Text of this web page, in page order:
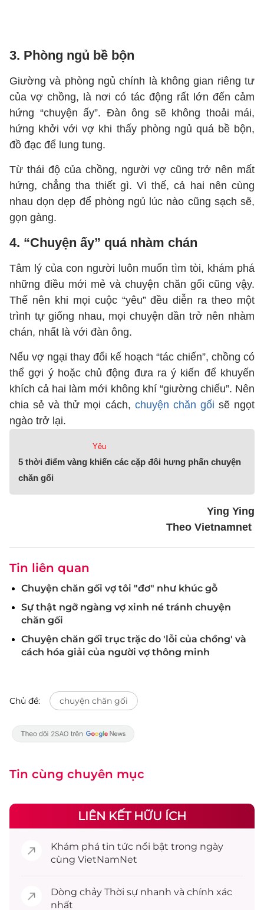
3. Phòng ngủ bề bộn
Giường và phòng ngủ chính là không gian riêng tư
của vợ chồng, là nơi có tác động rất lớn đến cảm
hứng “chuyện ấy”. Đàn ông sẽ không thoải mái,
hứng khởi với vợ khi thấy phòng ngủ quá bề bộn,
đồ đạc để lung tung.
Từ thái độ của chồng, người vợ cũng trở nên mất
hứng, chẳng tha thiết gì. Vì thế, cả hai nên cùng
nhau dọn dẹp để phòng ngủ lúc nào cũng sạch sẽ,
gọn gàng.
4. “Chuyện ấy” quá nhàm chán
Tâm lý của con người luôn muốn tìm tòi, khám phá
những điều mới mẻ và chuyện chăn gối cũng vậy.
Thế nên khi mọi cuộc “yêu” đều diễn ra theo một
trình tự giống nhau, mọi chuyện dần trở nên nhàm
chán, nhất là với đàn ông.
Nếu vợ ngại thay đổi kế hoạch “tác chiến”, chồng có
thể gợi ý hoặc chủ động đưa ra ý kiến để khuyến
khích cả hai làm mới không khí “giường chiếu”. Nên
chia sẻ và thử mọi cách, chuyện chăn gối sẽ ngọt
ngào trở lại.
Yêu
5 thời điểm vàng khiến các cặp đôi hưng phấn chuyện
chăn gối
Ying Ying
Theo Vietnamnet
Tin liên quan
Chuyện chăn gối vợ tôi "đơ" như khúc gỗ
Sự thật ngỡ ngàng vợ xinh né tránh chuyện
chăn gối
Chuyện chăn gối trục trặc do 'lỗi của chồng' và
cách hóa giải của người vợ thông minh
Chủ đề: chuyện chăn gối
Tin cùng chuyên mục
LIÊN KẾT HỮU ÍCH
Khám phá tin tức nổi bật trong ngày
cùng VietNamNet
Dòng chảy Thời sự nhanh và chính xác
nhất